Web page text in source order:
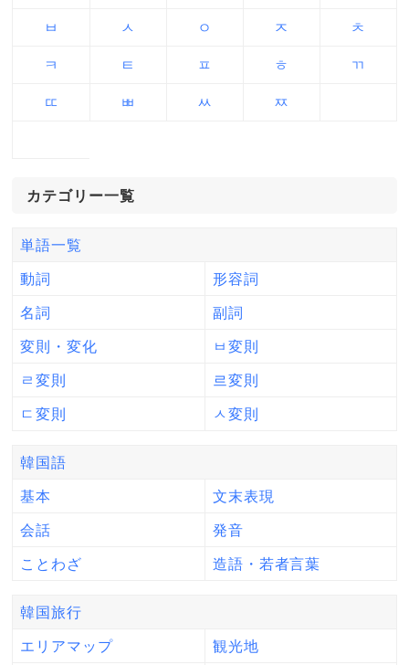
ㅂ ㅅ ㅇ ㅈ ㅊ
ㅋ ㅌ ㅍ ㅎ ㄲ
ㄸ ㅃ ㅆ ㅉ
カテゴリー一覧
単語一覧
動詞 形容詞
名詞 副詞
変則・変化 ㅂ変則
ㄹ変則 르変則
ㄷ変則 ㅅ変則
韓国語
基本 文末表現
会話 発音
ことわざ 造語・若者言葉
韓国旅行
エリアマップ 観光地